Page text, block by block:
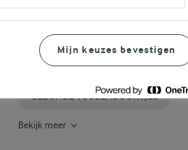
LUNCH BROODJES RECEPTEN
GEZOND ONTBIJT
GEZONDE TUSSENDOORTJES
Bekijk meer
Mijn keuzes bevestigen